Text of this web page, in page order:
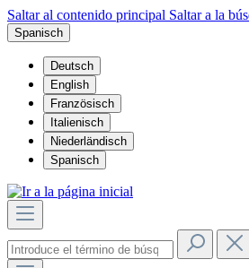
Saltar al contenido principal Saltar a la
Spanisch
Deutsch
English
Französisch
Italienisch
Niederländisch
Spanisch